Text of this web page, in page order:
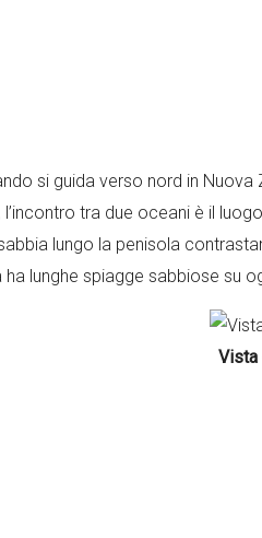
si guida verso nord in Nuova
tra due oceani è il
lungo la penisola
lunghe spiagge sabbiose su
Vista